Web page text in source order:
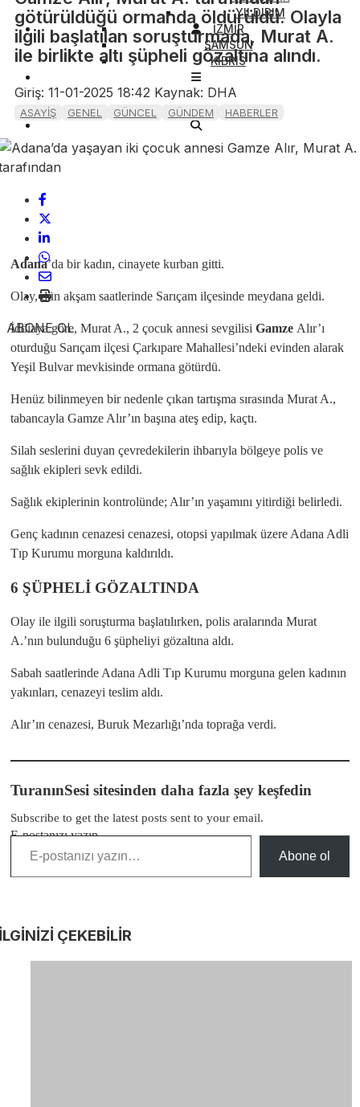
YILDIRIM
İZMİR
SAMSUN
KIBRIS
götürüldüğü ormanda öldürüldü. Olayla
ilgili başlatılan soruşturmada, Murat A.
ile birlikte altı şüpheli gözaltına alındı.
Giriş: 11-01-2025 18:42 Kaynak: DHA
ASAYİŞ GENEL GÜNCEL GÜNDEM HABERLER
ABONE OL
Adana’da bir kadın, cinayete kurban gitti.
Olay, dün akşam saatlerinde Sarıçam ilçesinde meydana geldi.
İddiaya göre, Murat A., 2 çocuk annesi sevgilisi Gamze Alır’ı
oturduğu Sarıçam ilçesi Çarkıpare Mahallesi’ndeki evinden alarak
Yeşil Bulvar mevkisinde ormana götürdü.
Henüz bilinmeyen bir nedenle çıkan tartışma sırasında Murat A.,
tabancayla Gamze Alır’ın başına ateş edip, kaçtı.
Silah seslerini duyan çevredekilerin ihbarıyla bölgeye polis ve
sağlık ekipleri sevk edildi.
Sağlık ekiplerinin kontrolünde; Alır’ın yaşamını yitirdiği belirledi.
Genç kadının cenazesi cenazesi, otopsi yapılmak üzere Adana Adli
Tıp Kurumu morguna kaldırıldı.
6 ŞÜPHELİ GÖZALTINDA
Olay ile ilgili soruşturma başlatılırken, polis aralarında Murat
A.’nın bulunduğu 6 şüpheliyi gözaltına aldı.
Sabah saatlerinde Adana Adli Tıp Kurumu morguna gelen kadının
yakınları, cenazeyi teslim aldı.
Alır’ın cenazesi, Buruk Mezarlığı’nda toprağa verdi.
TuranınSesi sitesinden daha fazla şey keşfedin
Subscribe to get the latest posts sent to your email.
E-postanızı yazın…
Abone ol
ÇEKEBİLİR